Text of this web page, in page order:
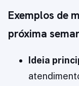
Exemplos de
próxima
Ideia